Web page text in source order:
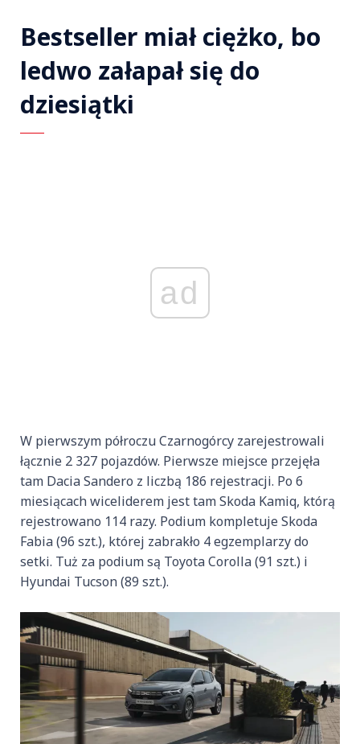
Bestseller miał ciężko, bo
ledwo załapał się do
dziesiątki
ad
W pierwszym półroczu Czarnogórcy zarejestrowali
łącznie 2 327 pojazdów. Pierwsze miejsce przejęła
tam Dacia Sandero z liczbą 186 rejestracji. Po 6
miesiącach wiceliderem jest tam Skoda Kamiq, którą
rejestrowano 114 razy. Podium kompletuje Skoda
Fabia (96 szt.), której zabrakło 4 egzemplarzy do
setki. Tuż za podium są Toyota Corolla (91 szt.) i
Hyundai Tucson (89 szt.).